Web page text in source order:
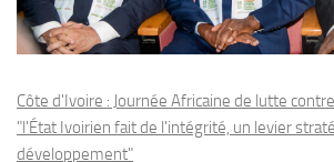
Côte d'Ivoire : Journée Africaine de lutte
"l'État Ivoirien fait de l'intégrité, un levier
développement"